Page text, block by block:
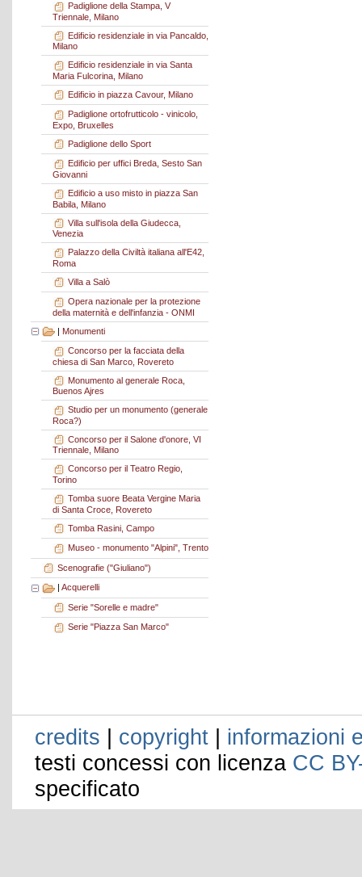
Padiglione della Stampa, V
Triennale, Milano
Edificio residenziale in via Pancaldo,
Milano
Edificio residenziale in via Santa
Maria Fulcorina, Milano
Edificio in piazza Cavour, Milano
Padiglione ortofrutticolo - vinicolo,
Expo, Bruxelles
Padiglione dello Sport
Edificio per uffici Breda, Sesto San
Giovanni
Edificio a uso misto in piazza San
Babila, Milano
Villa sull'isola della Giudecca,
Venezia
Palazzo della Civiltà italiana all'E42,
Roma
Villa a Salò
Opera nazionale per la protezione
della maternità e dell'infanzia - ONMI
| Monumenti
Concorso per la facciata della
chiesa di San Marco, Rovereto
Monumento al generale Roca,
Buenos Ajres
Studio per un monumento (generale
Roca?)
Concorso per il Salone d'onore, VI
Triennale, Milano
Concorso per il Teatro Regio,
Torino
Tomba suore Beata Vergine Maria
di Santa Croce, Rovereto
Tomba Rasini, Campo
Museo - monumento "Alpini", Trento
Scenografie ("Giuliano")
Acquerelli
Serie "Sorelle e madre"
Serie "Piazza San Marco"
credits | copyright | informazioni
testi concessi con licenza CC
specificato